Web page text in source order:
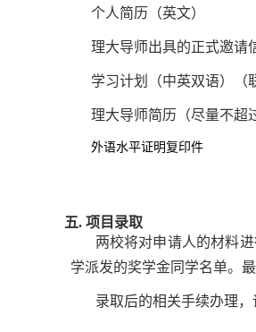
个人简历（英文）
理大导师出具的正式邀请
学习计划（中英双语）（
理大导师简历（尽量不超
外语水平证明复印件
五. 项目录取
两校将对申请人的材料
学派发的奖学金同学名单。
录取后的相关手续办理，